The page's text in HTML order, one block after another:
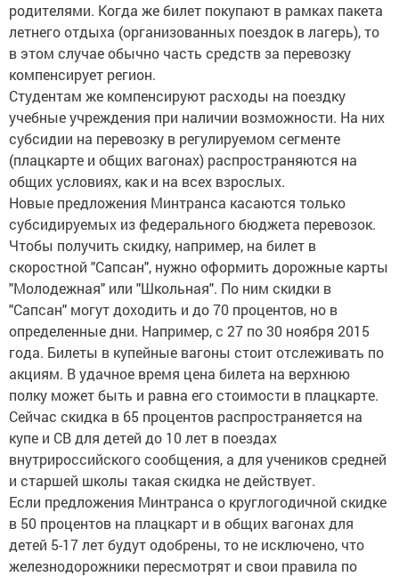
родителями. Когда же билет покупают в рамках пакета
летнего отдыха (организованных поездок в лагерь), то
в этом случае обычно часть средств за перевозку
компенсирует регион.
Студентам же компенсируют расходы на поездку
учебные учреждения при наличии возможности. На них
субсидии на перевозку в регулируемом сегменте
(плацкарте и общих вагонах) распространяются на
общих условиях, как и на всех взрослых.
Новые предложения Минтранса касаются только
субсидируемых из федерального бюджета перевозок.
Чтобы получить скидку, например, на билет в
скоростной "Сапсан", нужно оформить дорожные карты
"Молодежная" или "Школьная". По ним скидки в
"Сапсан" могут доходить и до 70 процентов, но в
определенные дни. Например, с 27 по 30 ноября 2015
года. Билеты в купейные вагоны стоит отслеживать по
акциям. В удачное время цена билета на верхнюю
полку может быть и равна его стоимости в плацкарте.
Сейчас скидка в 65 процентов распространяется на
купе и СВ для детей до 10 лет в поездах
внутрироссийского сообщения, а для учеников средней
и старшей школы такая скидка не действует.
Если предложения Минтранса о круглогодичной скидке
в 50 процентов на плацкарт и в общих вагонах для
детей 5-17 лет будут одобрены, то не исключено, что
железнодорожники пересмотрят и свои правила по